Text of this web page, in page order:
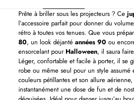
Prête à briller sous les projecteurs ? Ce
l’accessoire parfait pour donner du
rétro à toutes vos tenues. Que vous
80, un look déjanté années 90 ou
ensorcelant pour Halloween, il saura
Léger, confortable et facile à porter, il se
robe ou même seul pour un style assumé
couleurs pétillantes et son allure
instantanément une dose de fun et de